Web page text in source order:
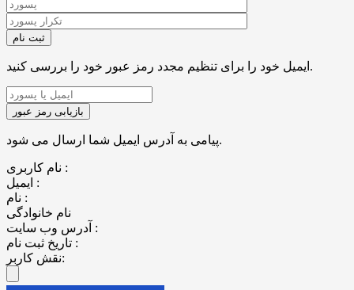
ایمیل خود را برای تنظیم مجدد رمز عبور خود را بررسی کنید.
پیامی به آدرس ایمیل شما ارسال می شود.
نام کاربری :
ایمیل :
نام :
نام خانوادگی
آدرس وب سایت :
تاریخ ثبت نام :
نقش کاربر: